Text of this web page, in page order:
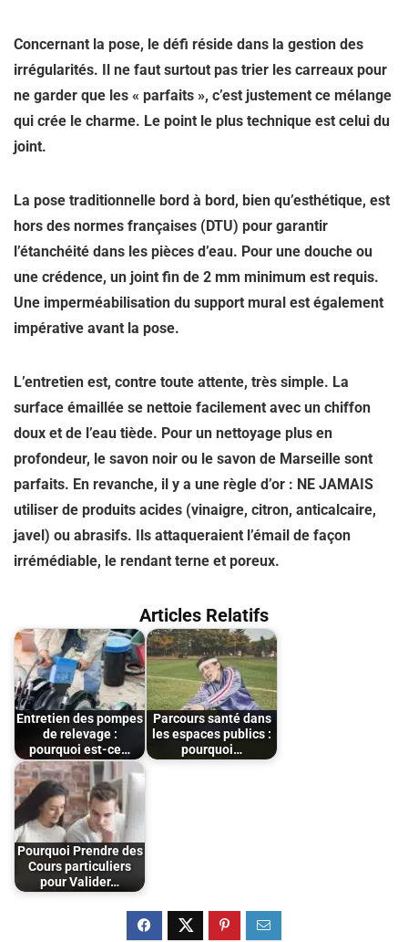
Concernant la pose, le défi réside dans la gestion des
irrégularités. Il ne faut surtout pas trier les carreaux pour
ne garder que les « parfaits », c’est justement ce mélange
qui crée le charme. Le point le plus technique est celui du
joint.
La pose traditionnelle bord à bord, bien qu’esthétique, est
hors des normes françaises (DTU) pour garantir
l’étanchéité dans les pièces d’eau. Pour une douche ou
une crédence, un joint fin de 2 mm minimum est requis.
Une imperméabilisation du support mural est également
impérative avant la pose.
L’entretien est, contre toute attente, très simple. La
surface émaillée se nettoie facilement avec un chiffon
doux et de l’eau tiède. Pour un nettoyage plus en
profondeur, le savon noir ou le savon de Marseille sont
parfaits. En revanche, il y a une règle d’or : NE JAMAIS
utiliser de produits acides (vinaigre, citron, anticalcaire,
javel) ou abrasifs. Ils attaqueraient l’émail de façon
irrémédiable, le rendant terne et poreux.
Articles Relatifs
Entretien des pompes
de relevage :
pourquoi est-ce…
Parcours santé dans
les espaces publics :
pourquoi…
Pourquoi Prendre des
Cours particuliers
pour Valider…